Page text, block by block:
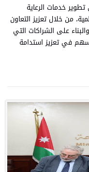
خدمات الرعاية
من خلال تعزيز التعاون
على الشراكات التي
في تعزيز استدامة